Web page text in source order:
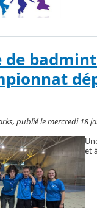
de
publié le mercredi 18
et